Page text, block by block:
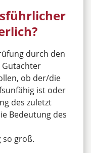
durch den
Gutachter
ob der/die
ist oder
des zuletzt
Bedeutung des
so groß.